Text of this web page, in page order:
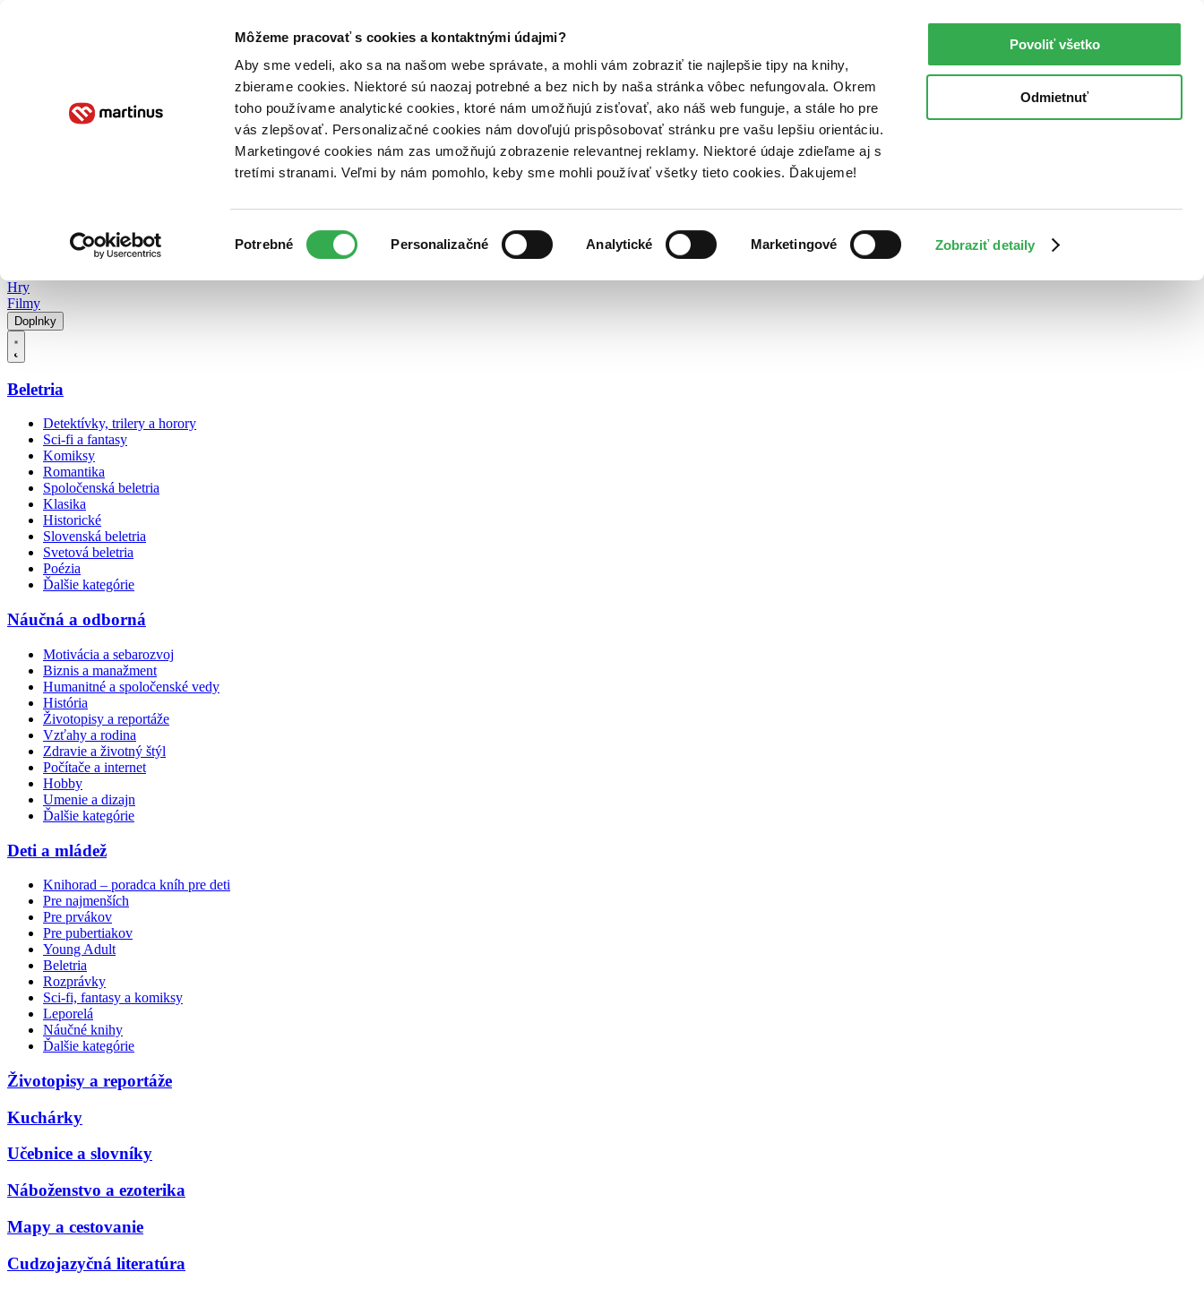
Môžeme pracovať s cookies a kontaktnými údajmi?
Aby sme vedeli, ako sa na našom webe správate, a mohli vám zobraziť tie najlepšie tipy na knihy,
zbierame cookies. Niektoré sú naozaj potrebné a bez nich by naša stránka vôbec nefungovala. Okrem
toho používame analytické cookies, ktoré nám umožňujú zisťovať, ako náš web funguje, a stále ho pre
vás zlepšovať. Personalizačné cookies nám dovoľujú prispôsobovať stránku pre vašu lepšiu orientáciu.
Marketingové cookies nám zas umožňujú zobrazenie relevantnej reklamy. Niektoré údaje zdieľame aj s
tretími stranami. Veľmi by nám pomohlo, keby sme mohli používať všetky tieto cookies. Ďakujeme!
súhlasu
Potrebné Personalizačné Analytické Marketingové Zobraziť detaily
Povoliť všetko
Odmietnuť
Poukážky Kontakt
Hry
Filmy
Doplnky
Beletria
Detektívky, trilery a horory
Sci-fi a fantasy
Komiksy
Romantika
Spoločenská beletria
Klasika
Historické
Slovenská beletria
Svetová beletria
Poézia
Ďalšie kategórie
Náučná a odborná
Motivácia a sebarozvoj
Biznis a manažment
Humanitné a spoločenské vedy
História
Životopisy a reportáže
Vzťahy a rodina
Zdravie a životný štýl
Počítače a internet
Hobby
Umenie a dizajn
Ďalšie kategórie
Deti a mládež
Knihorad – poradca kníh pre deti
Pre najmenších
Pre prvákov
Pre pubertiakov
Young Adult
Beletria
Rozprávky
Sci-fi, fantasy a komiksy
Leporelá
Náučné knihy
Ďalšie kategórie
Životopisy a reportáže
Kuchárky
Učebnice a slovníky
Náboženstvo a ezoterika
Mapy a cestovanie
Cudzojazyčná literatúra